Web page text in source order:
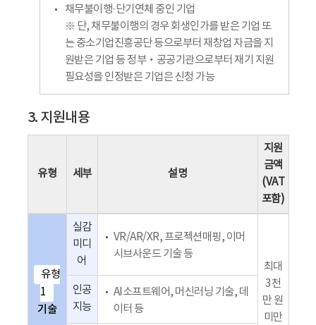
채무불이행·단기연체 중인 기업
※ 단, 채무불이행의 경우 회생인가를 받은 기업 또
는 중소기업진흥공단 등으로부터 재창업 자금을 지
원받은 기업 등 정부‧공공기관으로부터 재기 지원
필요성을 인정받은 기업은 신청 가능
3. 지원내용
유형 세부 설명
지원
금액
(VAT
포함)
유형
1
기술
실감
미디
어
VR/AR/XR, 프로젝션매핑, 이머
시브사운드 기술 등
최대
3천
만 원
미만
인공
지능
AI소프트웨어, 머신러닝 기술, 데
이터 등